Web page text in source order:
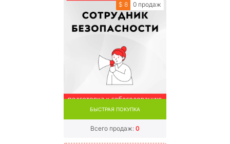
$ 8 0 продаж
БЫСТРАЯ ПОКУПКА
Всего продаж: 0